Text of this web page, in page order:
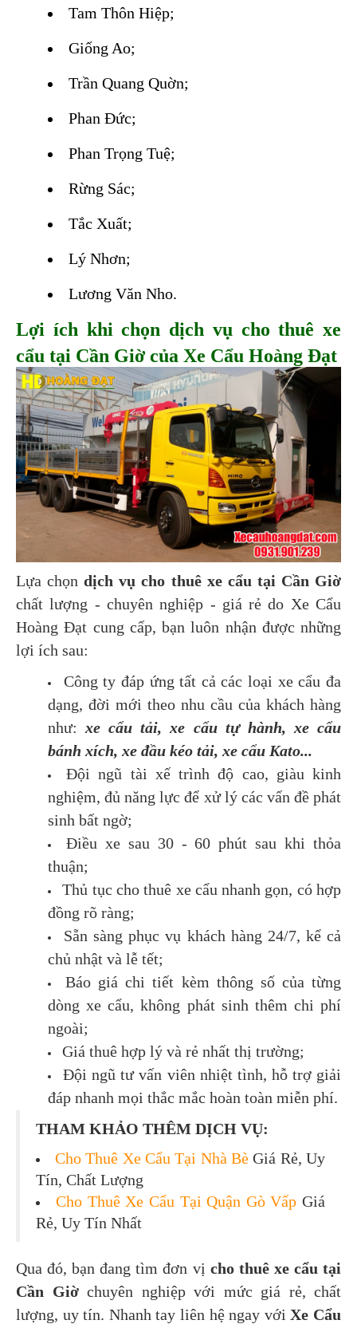
Tam Thôn Hiệp;
Giống Ao;
Trần Quang Quờn;
Phan Đức;
Phan Trọng Tuệ;
Rừng Sác;
Tắc Xuất;
Lý Nhơn;
Lương Văn Nho.
Lợi ích khi chọn dịch vụ cho thuê xe
cẩu tại Cần Giờ của Xe Cẩu Hoàng Đạt
Lựa chọndịch vụ cho thuê xe cẩu tại Cần Giờ
chất lượng - chuyên nghiệp - giá rẻ do Xe Cẩu
Hoàng Đạt cung cấp, bạn luôn nhận được những
lợi ích sau:
Công ty đáp ứng tất cả các loại xe cẩu đa
dạng, đời mới theo nhu cầu của khách hàng
như:xe cẩu tải, xe cẩu tự hành, xe cẩu
bánh xích, xe đầu kéo tải, xe cẩu Kato...
Đội ngũ tài xế trình độ cao, giàu kinh
nghiệm, đủ năng lực để xử lý các vấn đề phát
sinh bất ngờ;
Điều xe sau 30 - 60 phút sau khi thỏa
thuận;
Thủ tục cho thuê xe cẩu nhanh gọn, có hợp
đồng rõ ràng;
Sẵn sàng phục vụ khách hàng 24/7, kể cả
chủ nhật và lễ tết;
Báo giá chi tiết kèm thông số của từng
dòng xe cẩu, không phát sinh thêm chi phí
ngoài;
Giá thuê hợp lý và rẻ nhất thị trường;
Đội ngũ tư vấn viên nhiệt tình, hỗ trợ giải
đáp nhanh mọi thắc mắc hoàn toàn miễn phí.
THAM KHẢO THÊM DỊCH VỤ:
Cho Thuê Xe Cẩu Tại Nhà BèGiá Rẻ, Uy
Tín, Chất Lượng
Cho Thuê Xe Cẩu Tại Quận Gò Vấp Giá
Rẻ, Uy Tín Nhất
Qua đó, bạn đang tìm đơn vị cho thuê xe cẩu tại
Cần Giờchuyên nghiệp với mức giá rẻ, chất
lượng, uy tín. Nhanh tay liên hệ ngay vớiXe Cẩu